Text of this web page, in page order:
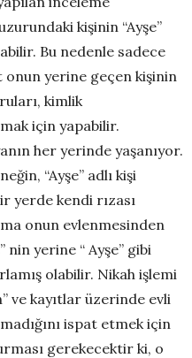
kişinin “Ayşe”
Bu nedenle sadece
onun yerine geçen kişinin
kimlik
için yapabilir.
her yerinde yaşanıyor.
“Ayşe” adlı kişi
yerde kendi rızası
onun evlenmesinden
nin yerine “ Ayşe” gibi
olabilir. Nikah işlemi
ve kayıtlar üzerinde evli
ispat etmek için
gerekecektir ki, o